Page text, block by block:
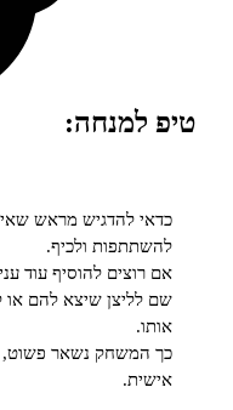
להדגיש מראש שאין כאן
ולכיף.
להוסיף עוד עניין, אפשר
שיצא להם או להציג
נשאר פשוט, אבל מקבל